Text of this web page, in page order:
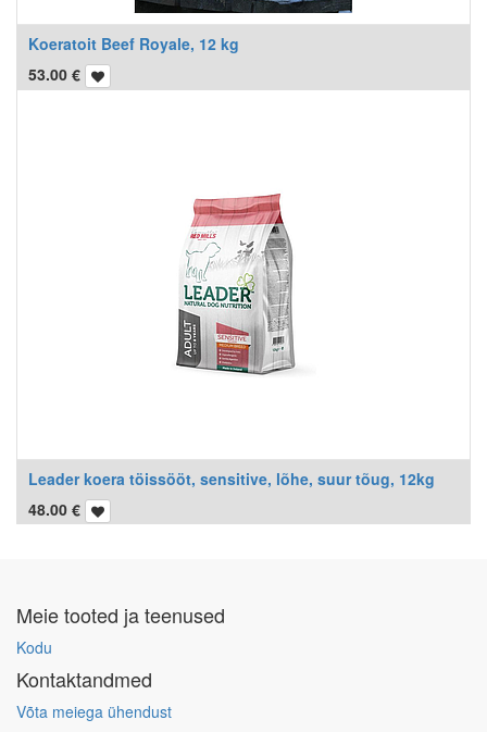
Koeratoit Beef Royale, 12 kg
53.00 €
Leader koera töissööt, sensitive, lõhe, suur tõug, 12kg
48.00 €
Meie tooted ja teenused
Kodu
Kontaktandmed
Võta meiega ühendust